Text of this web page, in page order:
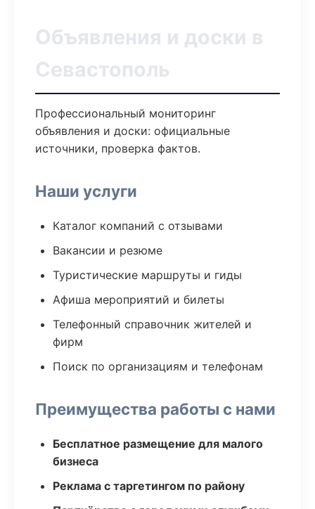
Объявления и доски в
Севастополь
Профессиональный мониторинг
объявления и доски: официальные
источники, проверка фактов.
Наши услуги
Каталог компаний с отзывами
Вакансии и резюме
Туристические маршруты и гиды
Афиша мероприятий и билеты
Телефонный справочник жителей и
фирм
Поиск по организациям и телефонам
Преимущества работы с нами
Бесплатное размещение для малого
бизнеса
Реклама с таргетингом по району